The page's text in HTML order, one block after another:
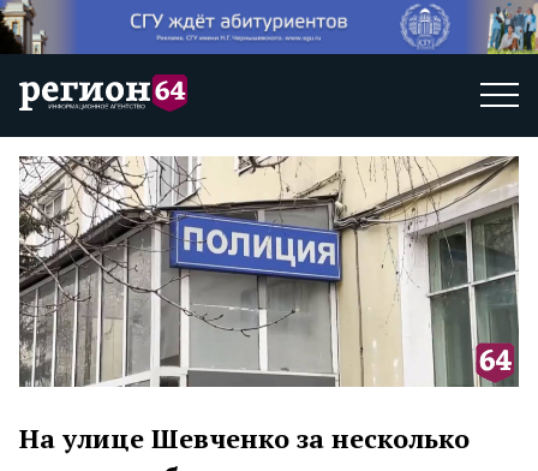
На улице Шевченко за несколько